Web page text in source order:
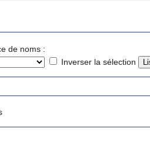
de noms :
Inverser la sélection